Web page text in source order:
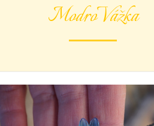
ModroVážka